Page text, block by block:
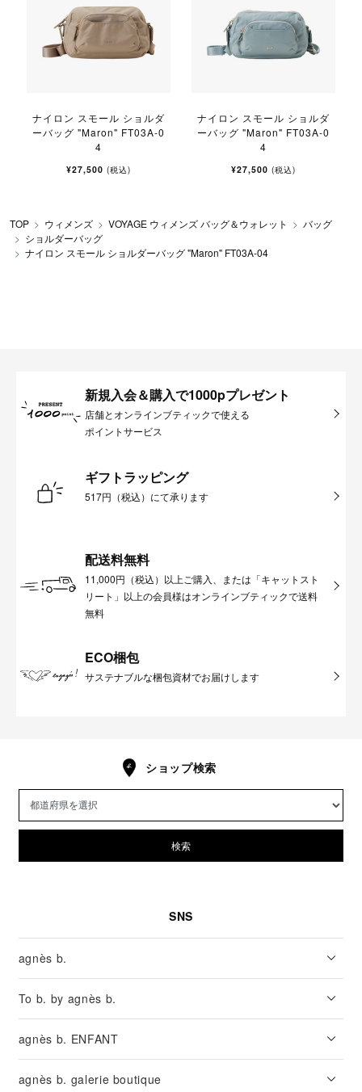
ナイロン スモール ショルダ
ーバッグ "Maron" FT03A-0
4
¥27,500 (税込)
ナイロン スモール ショルダ
ーバッグ "Maron" FT03A-0
4
¥27,500 (税込)
TOP ウィメンズ VOYAGE ウィメンズ バッグ＆ウォレット
バッグ
ショルダーバッグ
ナイロン スモール ショルダーバッグ "Maron" FT03A-04
新規入会＆購入で1000pプレゼント
店舗とオンラインブティックで使える
ポイントサービス
ギフトラッピング
517円（税込）にて承ります
配送料無料
11,000円（税込）以上ご購入、または「キャットスト
リート」以上の会員様はオンラインブティックで送料
無料
ECO梱包
サステナブルな梱包資材でお届けします
ショップ検索
検索
SNS
agnès b.
To b. by agnès b.
agnès b. ENFANT
agnès b. galerie boutique